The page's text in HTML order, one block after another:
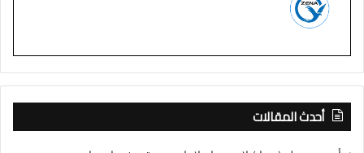
أحدث المقالات